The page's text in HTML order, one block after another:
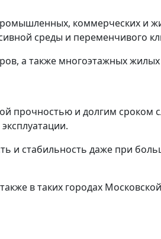
коммерческих и
среды и переменчивого
а также многоэтажных
прочностью и долгим сроком
и стабильность даже при
в таких городах